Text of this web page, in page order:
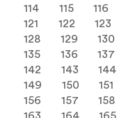
114
115 116
121
122 123
128
129 130
135
136 137
142
143 144
149
150 151
156
157 158